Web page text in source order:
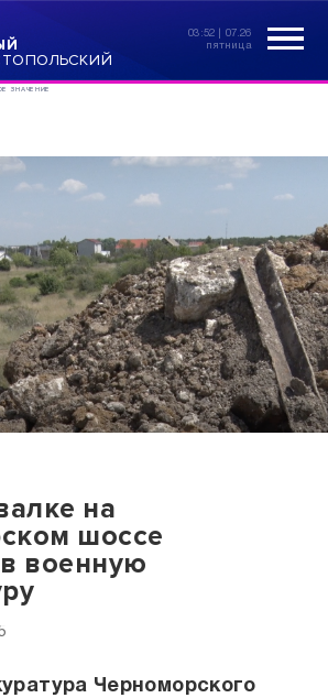
ЗНАЧЕНИЕ
03:52 | 07.26
пятница
на
шоссе
военную
Черноморского